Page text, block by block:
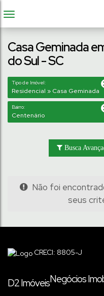
Casa Geminada
do Sul - SC
Tipo de Imóvel:
Residencial » Casa Geminada
Bairro:
Centenário
Busca
Não foi
seus
CRECI: 8805-J
D2 ImóveisNegócios